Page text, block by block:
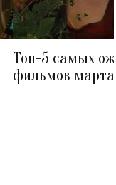
Топ-5 самых
фильмов